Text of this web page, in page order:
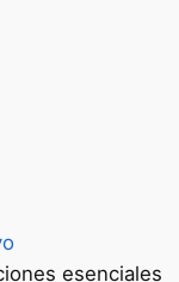
esenciales